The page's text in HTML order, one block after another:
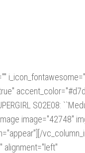
S02E08:
image="42748"
alignment="left"